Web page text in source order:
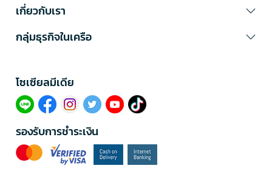
เกี่ยวกับเรา
กลุ่มธุรกิจในเครือ
โซเซียลมีเดีย​
รองรับการชำระเงิน